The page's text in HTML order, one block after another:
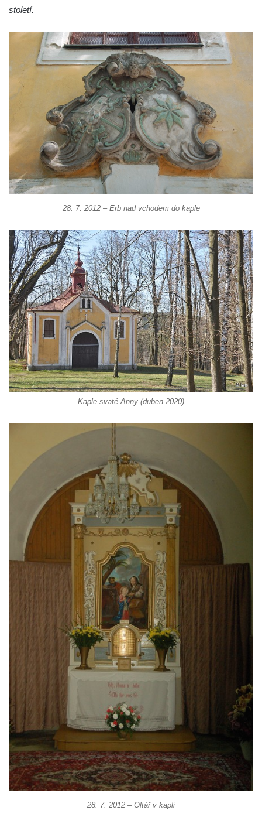
Pilát
Křížová cesta Římov – XIV. kaple – U
Kaifáše (U Děvečky)
Křížová cesta Římov – XIII. kaple – U
Annáše (U Kaifáše)
Křížová cesta Římov – XII. kaple – Vodní
brána
Křížová cesta Římov – XI. kaple – Ježíš
haněn a tupen
Křížová cesta Římov – X. kaple – U
Cedronu
chromého žida
Křížová cesta Římov – VIII. kaple – Kristus
svázán a ze zahrady vyhnán
Křížová cesta Římov – VII. kaple – Políbení
Jidášovo
Křížová cesta Římov – VI. kaple – Olivetská
hora (Getsemanská zahrada)
Křížová cesta Římov – V. kaple – Smutná
duše
Křížová cesta Římov – IV. kaple – Pustá ves
Křížová cesta Římov – II. kaple – Poslední
Křížová cesta Římov – I. kaple – Loučení
Ježíše s Pannou Marií
Márnice na hřbitově v Římově
Kaple v Horním Třeboníně
Kaple Panny Marie v Horním Třeboníně
Kaple mezi Dolním Třebonínem a Horním
Kaple v severní části Dolního Třebonína
Márnice na hřbitově v Rybniště
Kaple u kostela svatého Jiljí v Lužci nad
Kostel svatého Jiljí v Lužci nad Vltavou
Kaple Božího těla na hřbitově v Hostíně u
Kostel Nanebevzetí Panny Marie v Hostíně
u Vojkovic
Kaple svatého Bartoloměje v Bukolu
Hřbitovní kaple na hřbitově v Lužci nad
Vltavou
Márnice na hřbitově v Lužci nad Vltavou
století.
28. 7. 2012 – Erb nad vchodem do kaple
Kaple svaté Anny (duben 2020)
28. 7. 2012 – Oltář v kapli